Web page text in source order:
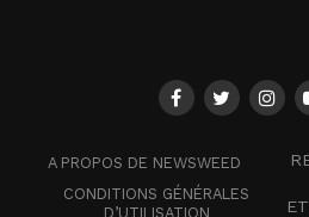
A PROPOS DE NEWSWEED
CONDITIONS GÉNÉRALES
D’UTILISATION